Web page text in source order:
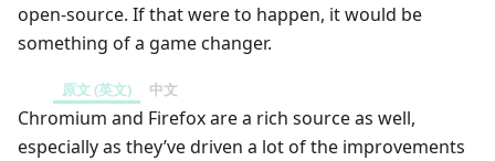
open-source. If that were to happen, it would be
something of a game changer.
原文 (英文) 中文
Chromium and Firefox are a rich source as well,
especially as they’ve driven a lot of the improvements